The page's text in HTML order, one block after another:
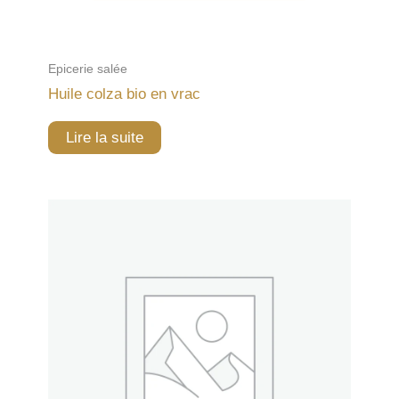
Epicerie salée
Huile colza bio en vrac
Lire la suite